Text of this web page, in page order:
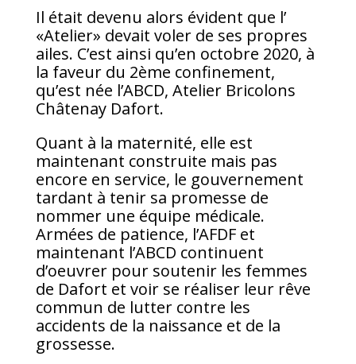
Il était devenu alors évident que l’
«Atelier» devait voler de ses propres
ailes. C’est ainsi qu’en octobre 2020, à
la faveur du 2ème confinement,
qu’est née l’ABCD, Atelier Bricolons
Châtenay Dafort.
Quant à la maternité, elle est
maintenant construite mais pas
encore en service, le gouvernement
tardant à tenir sa promesse de
nommer une équipe médicale.
Armées de patience, l’AFDF et
maintenant l’ABCD continuent
d’oeuvrer pour soutenir les femmes
de Dafort et voir se réaliser leur rêve
commun de lutter contre les
accidents de la naissance et de la
grossesse.